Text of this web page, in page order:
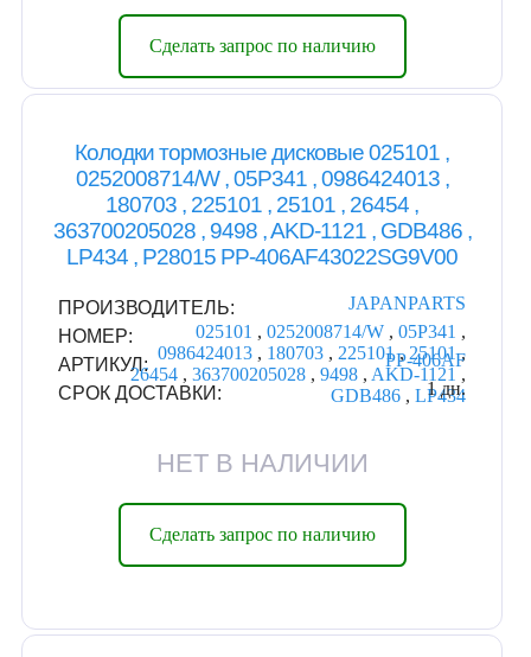
Сделать запрос по наличию
Колодки тормозные дисковые 025101 ,
0252008714/W , 05P341 , 0986424013 ,
180703 , 225101 , 25101 , 26454 ,
363700205028 , 9498 , AKD-1121 , GDB486 ,
LP434 , P28015 PP-406AF43022SG9V00
ПРОИЗВОДИТЕЛЬ:
JAPANPARTS
НОМЕР:
025101 ,0252008714/W ,05P341 ,
0986424013 , 180703 , 225101,25101,
26454 ,363700205028 ,9498 , AKD-1121 ,
GDB486 ,LP434
АРТИКУЛ:
PP-406AF
СРОК ДОСТАВКИ:
1 дн.
НЕТ В НАЛИЧИИ
Сделать запрос по наличию